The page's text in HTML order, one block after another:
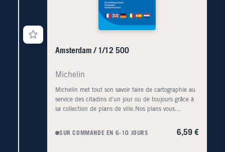
Amsterdam / 1/12 500
Michelin
Michelin met tout son savoir faire de cartographie au
service des citadins d'un jour ou de toujours grâce à
sa collection de plans de ville.Nos plans vous
européennes grâce aux nombreuses informations
(sens de circulation, transport en commun, parking,
SUR COMMANDE EN 6-10 JOURS 6,59 €